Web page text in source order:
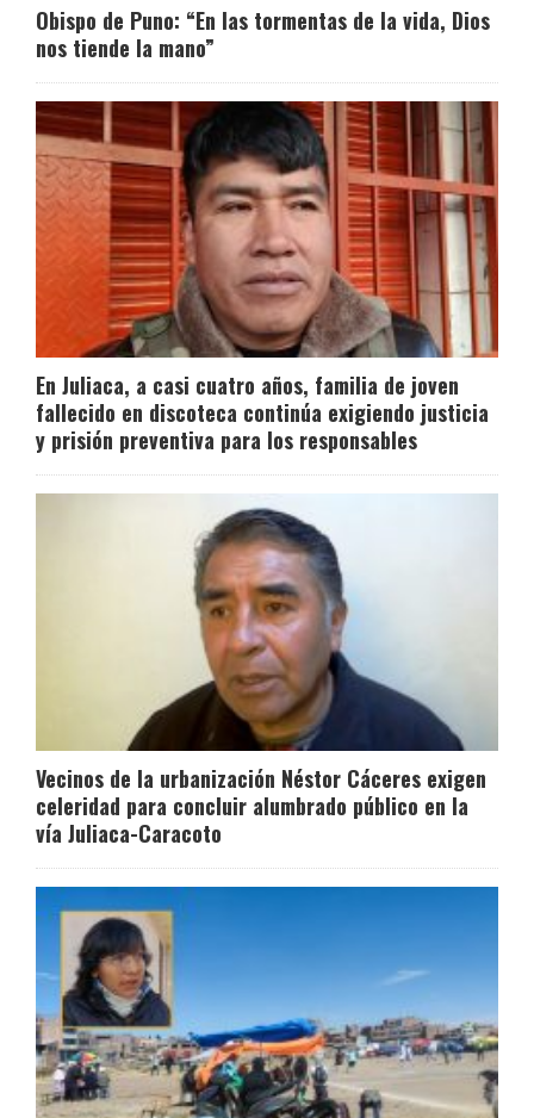
Obispo de Puno: “En las tormentas de la vida, Dios
nos tiende la mano”
En Juliaca, a casi cuatro años, familia de joven
fallecido en discoteca continúa exigiendo justicia
y prisión preventiva para los responsables
Vecinos de la urbanización Néstor Cáceres exigen
celeridad para concluir alumbrado público en la
vía Juliaca-Caracoto